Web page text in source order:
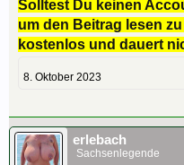
Solltest Du keinen
um den Beitrag lesen
kostenlos und dauert
8. Oktober 2023
erlebach
Sachsenlegende